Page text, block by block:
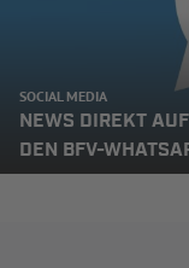
SOCIAL MEDIA
NEWS DIREKT
DEN BFV-